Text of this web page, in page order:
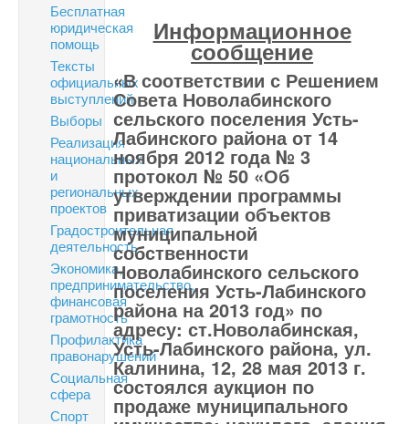
Бесплатная
юридическая
помощь
Тексты
официальных
выступлений
Выборы
Реализация
национальных
и
региональных
проектов
Градостроительная
деятельность
Экономика,
предпринимательство,
финансовая
грамотность
Профилактика
правонарушений
Социальная
сфера
Спорт
Информационное
сообщение
«В соответствии с Решением
Совета Новолабинского
сельского поселения Усть-
Лабинского района от 14
ноября 2012 года № 3
протокол № 50 «Об
утверждении программы
приватизации объектов
муниципальной
собственности
Новолабинского сельского
поселения Усть-Лабинского
района на 2013 год» по
адресу: ст.Новолабинская,
Усть-Лабинского района, ул.
Калинина, 12, 28 мая 2013 г.
состоялся аукцион по
продаже муниципального